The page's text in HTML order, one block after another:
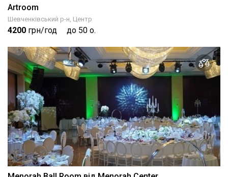
Artroom
Шевченківський р-н, Центр
4200 грн/год до 50 о.